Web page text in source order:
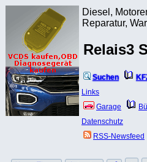
Diesel,
Reparatur,
Relais3
Suchen
Links
Garage
Datenschutz
RSS-Newsfeed